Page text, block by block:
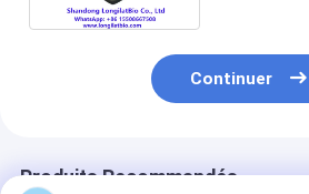
Continuer
Produits Recommandés